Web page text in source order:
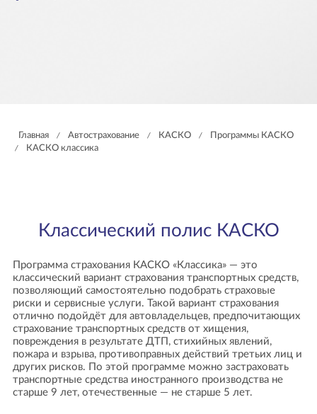
Главная / Автострахование / КАСКО / Программы КАСКО
/ КАСКО классика
Классический полис КАСКО
Программа страхования КАСКО «Классика» — это
классический вариант страхования транспортных средств,
позволяющий самостоятельно подобрать страховые
риски и сервисные услуги. Такой вариант страхования
отлично подойдёт для автовладельцев, предпочитающих
страхование транспортных средств от хищения,
повреждения в результате ДТП, стихийных явлений,
пожара и взрыва, противоправных действий третьих лиц и
других рисков. По этой программе можно застраховать
транспортные средства иностранного производства не
старше 9 лет, отечественные — не старше 5 лет.